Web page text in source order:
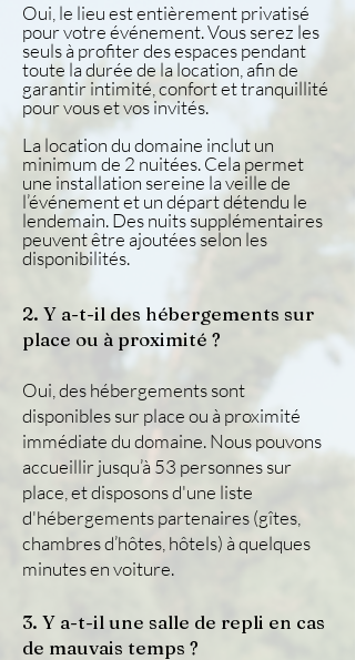
Oui, le lieu est entièrement privatisé
pour votre événement. Vous serez les
seuls à profiter des espaces pendant
toute la durée de la location, afin de
garantir intimité, confort et tranquillité
pour vous et vos invités.
La location du domaine inclut un
minimum de 2 nuitées. Cela permet
une installation sereine la veille de
l’événement et un départ détendu le
lendemain. Des nuits supplémentaires
peuvent être ajoutées selon les
disponibilités.
2. Y a-t-il des hébergements sur
place ou à proximité ?
Oui, des hébergements sont
disponibles sur place ou à proximité
immédiate du domaine. Nous pouvons
accueillir jusqu’à 53 personnes sur
place, et disposons d'une liste
d'hébergements partenaires (gîtes,
chambres d’hôtes, hôtels) à quelques
minutes en voiture.
3. Y a-t-il une salle de repli en cas
de mauvais temps ?